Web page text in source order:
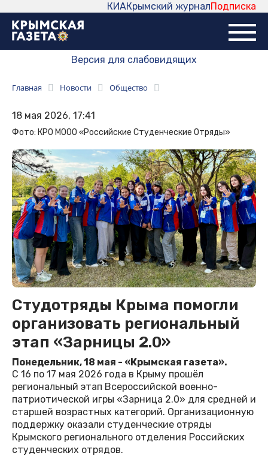
Подписка
Крымский журнал
КИА
Версия для слабовидящих
Главная Новости Общество
18 мая 2026, 17:41
Фото: КРО МООО «Российские Студенческие Отряды»
Студотряды Крыма помогли
организовать региональный
этап «Зарницы 2.0»
Понедельник, 18 мая - «Крымская газета».
С 16 по 17 мая 2026 года в Крыму прошёл
региональный этап Всероссийской военно-
патриотической игры «Зарница 2.0» для средней и
старшей возрастных категорий. Организационную
поддержку оказали студенческие отряды
Крымского регионального отделения Российских
студенческих отрядов.